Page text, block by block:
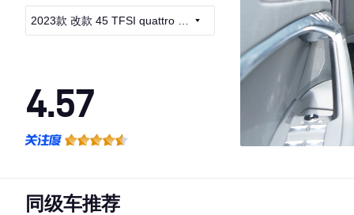
2023款 改款 45 TFSI quattro 臻
4.57
·空间表现一般，低于54%同级车
同级车推荐